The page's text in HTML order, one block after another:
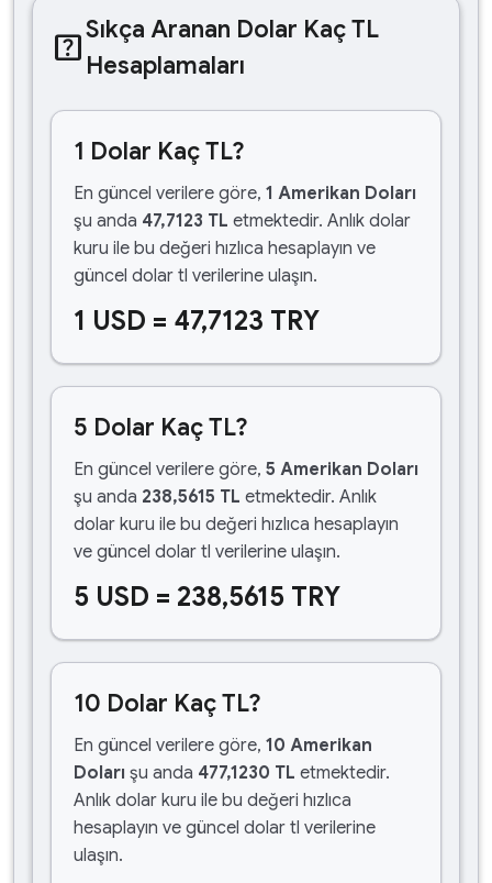
help_centerSıkça Aranan Dolar Kaç TL
Hesaplamaları
1 Dolar Kaç TL?
En güncel verilere göre, 1 Amerikan Doları
şu anda 47,7123 TL etmektedir. Anlık dolar
kuru ile bu değeri hızlıca hesaplayın ve
güncel dolar tl verilerine ulaşın.
1 USD = 47,7123 TRY
5 Dolar Kaç TL?
En güncel verilere göre, 5 Amerikan Doları
şu anda 238,5615 TL etmektedir. Anlık
dolar kuru ile bu değeri hızlıca hesaplayın
ve güncel dolar tl verilerine ulaşın.
5 USD = 238,5615 TRY
10 Dolar Kaç TL?
En güncel verilere göre, 10 Amerikan
Doları şu anda 477,1230 TL etmektedir.
Anlık dolar kuru ile bu değeri hızlıca
hesaplayın ve güncel dolar tl verilerine
ulaşın.